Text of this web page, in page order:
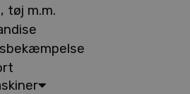
tøj m.m.